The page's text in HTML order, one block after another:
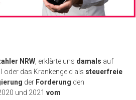
NRW , erklärte uns damals auf
oder das Krankengeld als steuerfreie
der Forderung den
und 2021 vom